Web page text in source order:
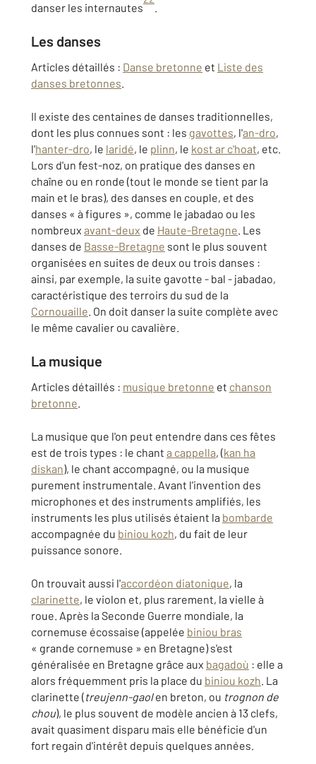
danser les internautes
.
Les danses
Articles détaillés : Danse bretonne et Liste des
danses bretonnes.
Il existe des centaines de danses traditionnelles,
dont les plus connues sont : les gavottes, l'an-dro,
l'hanter-dro, le laridé, le plinn, le kost ar c'hoat, etc.
Lors d'un fest-noz, on pratique des danses en
chaîne ou en ronde (tout le monde se tient par la
main et le bras), des danses en couple, et des
danses « à figures », comme le jabadao ou les
nombreux avant-deux de Haute-Bretagne. Les
danses de Basse-Bretagne sont le plus souvent
organisées en suites de deux ou trois danses :
ainsi, par exemple, la suite gavotte - bal - jabadao,
caractéristique des terroirs du sud de la
Cornouaille. On doit danser la suite complète avec
le même cavalier ou cavalière.
La musique
Articles détaillés : musique bretonne et chanson
bretonne.
La musique que l'on peut entendre dans ces fêtes
est de trois types : le chant a cappella, (kan ha
diskan), le chant accompagné, ou la musique
purement instrumentale. Avant l'invention des
microphones et des instruments amplifiés, les
instruments les plus utilisés étaient la bombarde
accompagnée du biniou kozh, du fait de leur
puissance sonore.
On trouvait aussi l'accordéon diatonique, la
clarinette, le violon et, plus rarement, la vielle à
roue. Après la Seconde Guerre mondiale, la
cornemuse écossaise (appelée biniou bras
« grande cornemuse » en Bretagne) s'est
généralisée en Bretagne grâce aux bagadoù : elle a
alors fréquemment pris la place du biniou kozh. La
clarinette (treujenn-gaolen breton, ou trognon de
chou), le plus souvent de modèle ancien à 13 clefs,
avait quasiment disparu mais elle bénéficie d'un
fort regain d'intérêt depuis quelques années.